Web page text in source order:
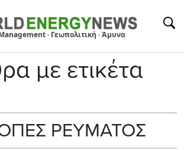
· Γεωπολιτική · Άμυνα
με ετικέτα
ΡΕΥΜΑΤΟΣ